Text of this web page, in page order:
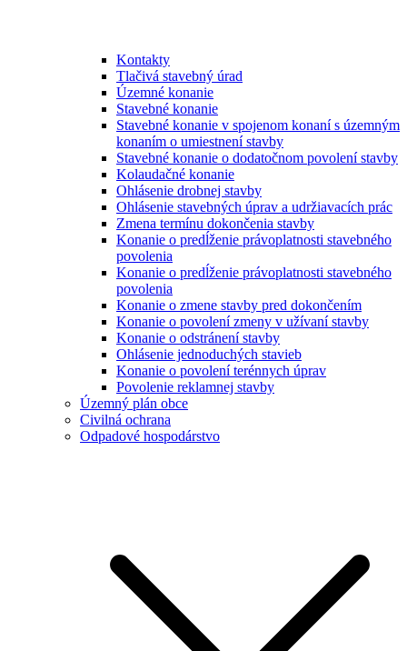
Kontakty
Tlačivá stavebný úrad
Územné konanie
Stavebné konanie
Stavebné konanie v spojenom konaní s územným
konaním o umiestnení stavby
Stavebné konanie o dodatočnom povolení stavby
Kolaudačné konanie
Ohlásenie drobnej stavby
Ohlásenie stavebných úprav a udržiavacích prác
Zmena termínu dokončenia stavby
Konanie o predĺženie právoplatnosti stavebného
povolenia
Konanie o predĺženie právoplatnosti stavebného
povolenia
Konanie o zmene stavby pred dokončením
Konanie o povolení zmeny v užívaní stavby
Konanie o odstránení stavby
Ohlásenie jednoduchých stavieb
Konanie o povolení terénnych úprav
Povolenie reklamnej stavby
Územný plán obce
Civilná ochrana
Odpadové hospodárstvo